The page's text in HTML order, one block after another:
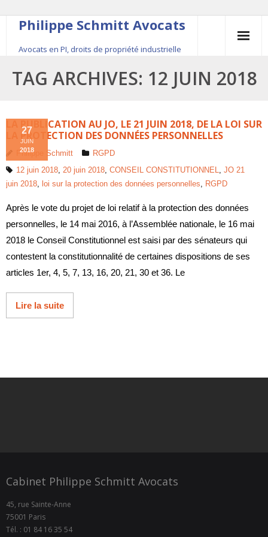
Philippe Schmitt Avocats
Avocats en PI, droits de propriété industrielle
45, rue Saint-Anne, 75001 Paris, +33 (0)1 84 16 35
54
Contact
Le fondateur
Publications
Actualité
TAG ARCHIVES: 12 JUIN 2018
LA PUBLICATION AU JO, LE 21 JUIN 2018, DE LA LOI SUR
LA PROTECTION DES DONNÉES PERSONNELLES
27
JUIN
2018
Philippe Schmitt
RGPD
12 juin 2018, 20 juin 2018, CONSEIL CONSTITUTIONNEL, JO 21
juin 2018, loi sur la protection des données personnelles, RGPD
Après le vote du projet de loi relatif à la protection des données
personnelles, le 14 mai 2016, à l’Assemblée nationale, le 16 mai
2018 le Conseil Constitutionnel est saisi par des sénateurs qui
contestent la constitutionnalité de certaines dispositions de ses
articles 1er, 4, 5, 7, 13, 16, 20, 21, 30 et 36. Le
Lire la suite
Cabinet Philippe Schmitt Avocats
45, rue Sainte-Anne
75001 Paris
Tél. : 01 84 16 35 54